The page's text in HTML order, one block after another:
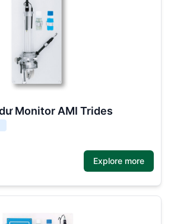
Monitor AMI Trides
Explore more